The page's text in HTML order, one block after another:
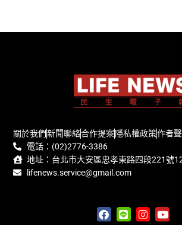
關於我們新聞聯絡合作提案隱私權政策作者
電話：(02)2776-3386
地址：台北市大安區忠孝東路四段221號
lifenews.service@gmail.com